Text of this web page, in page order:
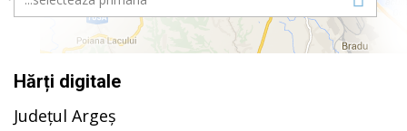
Hărți digitale
Județul Argeș